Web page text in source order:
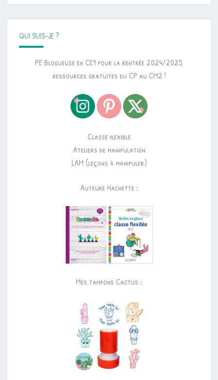
QUI SUIS-JE ?
PE Blogueuse en CE1 pour la rentrée 2024/2025,
ressources gratuites du CP au CM2 !
Classe flexible
Ateliers de manipulation
LAM (leçons à manipuler)
Auteure Hachette :
Mes tampons Cactus :